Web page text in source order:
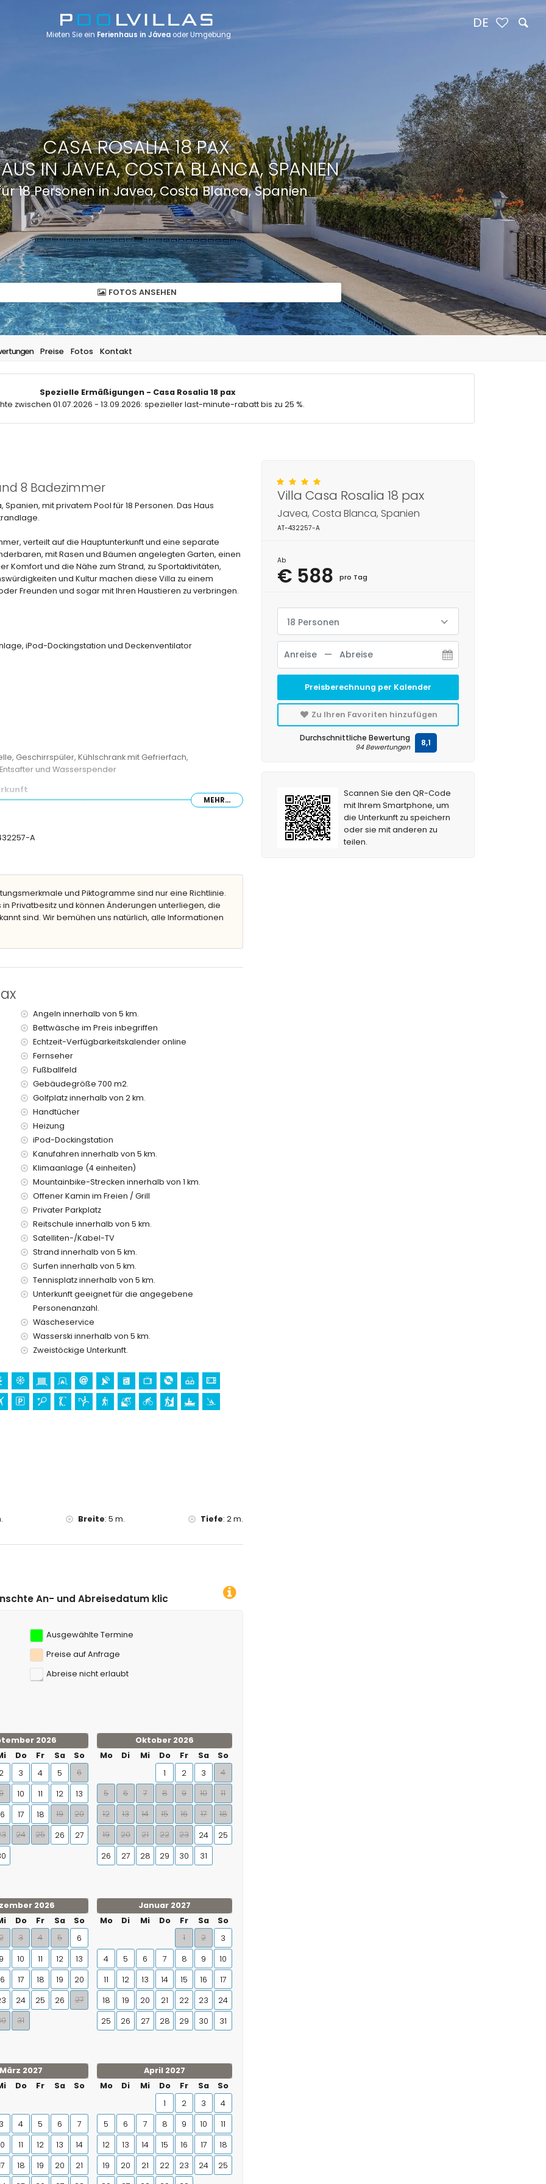
CASA ROSALIA 18 PAX
IN JAVEA, COSTA BLANCA, SPANIEN
18 Personen in Javea, Costa Blanca, Spanien
FOTOS ANSEHEN
Preise Fotos Kontakt
Spezielle Ermäßigungen - Casa Rosalia 18 pax
zwischen 01.07.2026 - 13.09.2026: spezieller last-minute-rabatt bis zu 25 %.
8 Badezimmer
mit privatem Pool für 18 Personen. Das Haus
verteilt auf die Hauptunterkunft und eine separate
mit Rasen und Bäumen angelegten Garten, einen
Komfort und die Nähe zum Strand, zu Sportaktivitäten,
und Kultur machen diese Villa zu einem
Freunden und sogar mit Ihren Haustieren zu verbringen.
iPod-Dockingstation und Deckenventilator
Geschirrspüler, Kühlschrank mit Gefrierfach,
und Wasserspender
Bett (200 x 160 cm) und Badezimmer en-suite
Dusche-Kombination und WC
WC
Ventilator und Badezimmer en-suite
Gartenmöbeln mit Liegen
von der Villa)
Kilometern von der Villa)
von 5 Kilometern von der Villa)
von der Villa)
von der Villa)
Kindern
der Villa enthalten sind
Anfrage)
in Javea, Costa Blanca
und Javea) (innerhalb von 5 Kilometern von der
Pueblo, Javea), Ruinen (Molinos de Viento,
Gebäude (Histórico de Javea, Javea),
von 5 Kilometern von der Unterkunft)
Metern von der Villa)
von 5 Kilometern von der Villa)
MEHR...
A
und Piktogramme sind nur eine Richtlinie.
Privatbesitz und können Änderungen unterliegen, die
sind. Wir bemühen uns natürlich, alle Informationen
Angeln innerhalb von 5 km.
Bettwäsche im Preis inbegriffen
Echtzeit-Verfügbarkeitskalender online
Fernseher
Fußballfeld
Gebäudegröße 700 m2.
Golfplatz innerhalb von 2 km.
Handtücher
Heizung
iPod-Dockingstation
Kanufahren innerhalb von 5 km.
Klimaanlage (4 einheiten)
Mountainbike-Strecken innerhalb von 1 km.
Offener Kamin im Freien / Grill
Privater Parkplatz
Reitschule innerhalb von 5 km.
Satelliten-/Kabel-TV
Strand innerhalb von 5 km.
Surfen innerhalb von 5 km.
Tennisplatz innerhalb von 5 km.
Unterkunft geeignet für die angegebene
Personenanzahl.
Wäscheservice
Wasserski innerhalb von 5 km.
Zweistöckige Unterkunft.
Breite:5 m. Tiefe: 2 m.
klicken!
Ausgewählte Termine
Preise auf Anfrage
Abreise nicht erlaubt
2026
Do Fr Sa
So
2 3 4 5
6
10 11 12
13
17 18 19
20
24 25 26
27
Oktober 2026
Mo
Di Mi Do Fr Sa
So
1
2 3
4
5
6 7 8 9 10
11
12
13 14 15 16 17
18
19
20 21 22 23 24
25
26
27 28 29 30 31
2026
Do Fr Sa
So
3 4 5
6
9 10 11 12
13
17 18 19
20
24 25 26
27
31
Januar 2027
Mo
Di Mi Do Fr Sa
So
1
2
3
4
5 6 7 8 9
10
11
12 13 14 15 16
17
18
19 20 21 22 23
24
25
26 27 28 29 30 31
März 2027
Do Fr Sa So
3 4 5 6
7
11 12 13
14
18 19 20
21
April 2027
Mo
Di Mi Do Fr Sa
So
1
2 3
4
5
6 7 8 9 10
11
12
13 14 15 16 17
18
19
20 21 22 23 24
25
Villa Casa Rosalia 18 pax
Javea, Costa Blanca, Spanien
AT-432257-A
Ab
€ 588 pro Tag
18 Personen
Preisberechnung per Kalender
Zu Ihren Favoriten hinzufügen
Durchschnittliche Bewertung
94 Bewertungen 8,1
Scannen Sie den QR-Code
mit Ihrem Smartphone, um
die Unterkunft zu speichern
oder sie mit anderen zu
teilen.
Mieten Sie ein Ferienhaus in Jáveaoder Umgebung
DE